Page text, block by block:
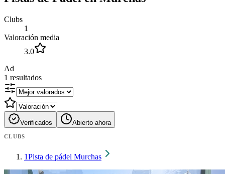
Clubs
1
Valoración media
3.0
Ad
1 resultados
Verificados Abierto ahora
CLUBS
1Pista de pádel Murchas